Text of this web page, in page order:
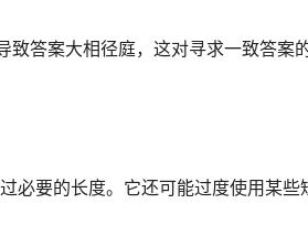
致答案大相径庭，这对寻求一致答案
必要的长度。它还可能过度使用某些